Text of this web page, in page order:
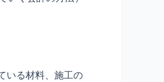
いる材料、施工の